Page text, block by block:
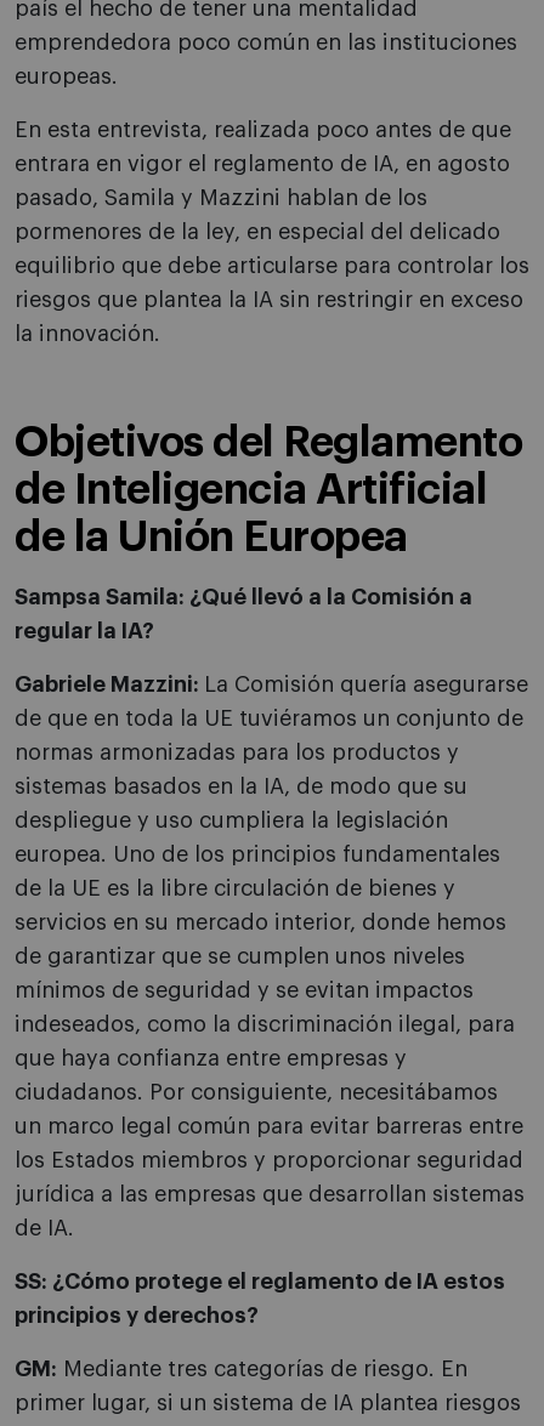
país el hecho de tener una mentalidad
emprendedora poco común en las instituciones
europeas.
En esta entrevista, realizada poco antes de que
entrara en vigor el reglamento de IA, en agosto
pasado, Samila y Mazzini hablan de los
pormenores de la ley, en especial del delicado
equilibrio que debe articularse para controlar los
riesgos que plantea la IA sin restringir en exceso
la innovación.
Objetivos del Reglamento
de Inteligencia Artificial
de la Unión Europea
Sampsa Samila: ¿Qué llevó a la Comisión a
regular la IA?
Gabriele Mazzini: La Comisión quería asegurarse
de que en toda la UE tuviéramos un conjunto de
normas armonizadas para los productos y
sistemas basados en la IA, de modo que su
despliegue y uso cumpliera la legislación
europea. Uno de los principios fundamentales
de la UE es la libre circulación de bienes y
servicios en su mercado interior, donde hemos
de garantizar que se cumplen unos niveles
mínimos de seguridad y se evitan impactos
indeseados, como la discriminación ilegal, para
que haya confianza entre empresas y
ciudadanos. Por consiguiente, necesitábamos
un marco legal común para evitar barreras entre
los Estados miembros y proporcionar seguridad
jurídica a las empresas que desarrollan sistemas
de IA.
SS: ¿Cómo protege el reglamento de IA estos
principios y derechos?
GM: Mediante tres categorías de riesgo. En
primer lugar, si un sistema de IA plantea riesgos